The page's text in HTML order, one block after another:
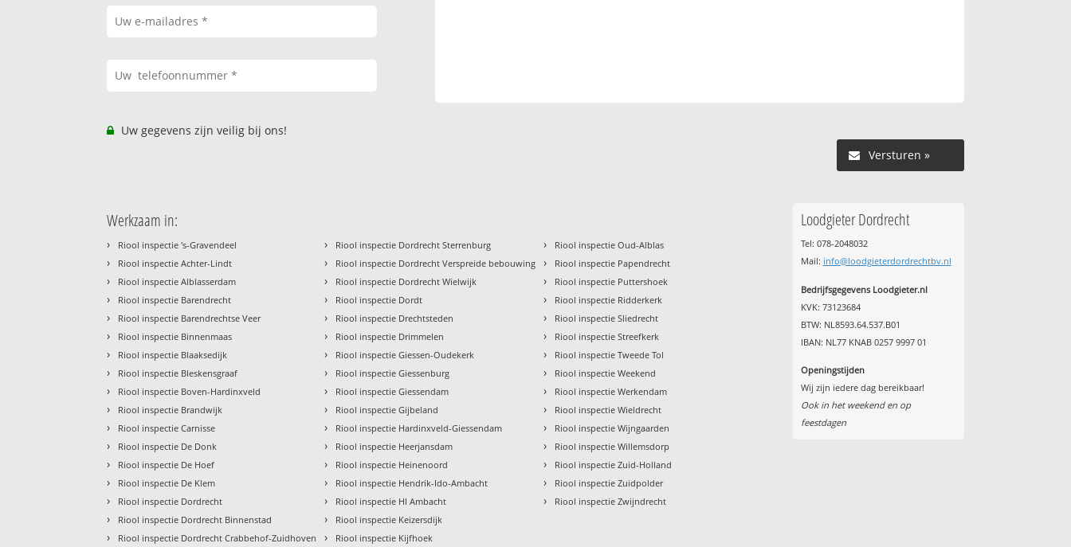
Uw gegevens zijn veilig bij ons!
Versturen »
Werkzaam in:
› Riool inspectie 's-Gravendeel
› Riool inspectie Achter-Lindt
› Riool inspectie Alblasserdam
› Riool inspectie Barendrecht
› Riool inspectie Barendrechtse Veer
› Riool inspectie Binnenmaas
› Riool inspectie Blaaksedijk
› Riool inspectie Bleskensgraaf
› Riool inspectie Boven-Hardinxveld
› Riool inspectie Brandwijk
› Riool inspectie Carnisse
› Riool inspectie De Donk
› Riool inspectie De Hoef
› Riool inspectie De Klem
› Riool inspectie Dordrecht
› Riool inspectie Dordrecht Binnenstad
› Riool inspectie Dordrecht Crabbehof-Zuidhoven
› Riool inspectie Dordrecht Sterrenburg
› Riool inspectie Dordrecht Verspreide bebouwing
› Riool inspectie Dordrecht Wielwijk
› Riool inspectie Dordt
› Riool inspectie Drechtsteden
› Riool inspectie Drimmelen
› Riool inspectie Giessen-Oudekerk
› Riool inspectie Giessenburg
› Riool inspectie Giessendam
› Riool inspectie Gijbeland
› Riool inspectie Hardinxveld-Giessendam
› Riool inspectie Heerjansdam
› Riool inspectie Heinenoord
› Riool inspectie Hendrik-Ido-Ambacht
› Riool inspectie HI Ambacht
› Riool inspectie Keizersdijk
› Riool inspectie Kijfhoek
› Riool inspectie Oud-Alblas
› Riool inspectie Papendrecht
› Riool inspectie Puttershoek
› Riool inspectie Ridderkerk
› Riool inspectie Sliedrecht
› Riool inspectie Streefkerk
› Riool inspectie Tweede Tol
› Riool inspectie Weekend
› Riool inspectie Werkendam
› Riool inspectie Wieldrecht
› Riool inspectie Wijngaarden
› Riool inspectie Willemsdorp
› Riool inspectie Zuid-Holland
› Riool inspectie Zuidpolder
› Riool inspectie Zwijndrecht
Loodgieter Dordrecht
Tel: 078-2048032
Mail: info@loodgieterdordrechtbv.nl
Bedrijfsgegevens Loodgieter.nl
KVK: 73123684
BTW: NL8593.64.537.B01
IBAN: NL77 KNAB 0257 9997 01
Openingstijden
Wij zijn iedere dag bereikbaar!
Ook in het weekend en op
feestdagen